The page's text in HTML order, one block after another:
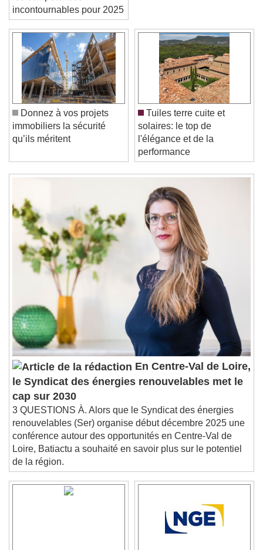
Video Player is loading.
Play Video
Play
Skip Backward
Skip Forward
Unmute
Current Time
Duration-:-
Loaded:0%
Seek to live, currently behind liveLIVE
Remaining Time
0:00
1x
Playback Rate
Chapters
Chapters
Descriptions
descriptions off
, selected
Subtitles
subtitles settings, opens subtitles
settings dialog
subtitles off, selected
Audio Track
Picture-in-Picture
This is a modal window.
Beginning of dialog window. Escape will cancel
and close the window.
Text
les compétences
incontournables pour 2025
Donnez à vos projets
immobiliers la sécurité
Tuiles terre cuite et
solaires: le top de
l'élégance et de la
performance
En Centre-Val de Loire,
le Syndicat des énergies renouvelables met le
cap sur 2030
3 QUESTIONS À. Alors que le Syndicat des énergies
renouvelables (Ser) organise début décembre 2025 une
conférence autour des opportunités en Centre-Val de
Loire, Batiactu a souhaité en savoir plus sur le potentiel
de la région.